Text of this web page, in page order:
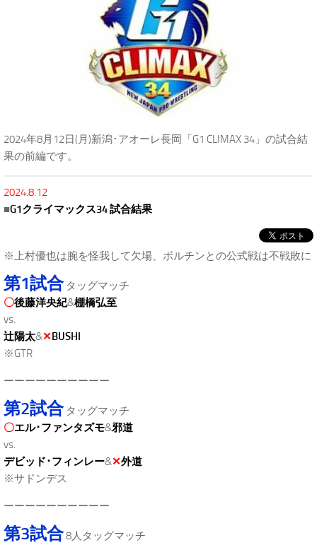
2024年8月12日(月)新潟･アオーレ長岡「G1 CLIMAX 34」の試合結
果の前編です。
2024.8.12
■G1クライマックス34 試合結果
※上村優也は腕を怪我して欠場、ボルチンとの公式戦は不戦敗に
第1試合タッグマッチ
〇後藤洋央紀&棚橋弘至
vs.
辻陽太&✕BUSHI
※GTR
ーーーーーーーーーー
第2試合タッグマッチ
〇エル･ファンタズモ&邪道
vs.
デビッド･フィンレー&✕外道
※サドンデス
ーーーーーーーーーー
第3試合8人タッグマッチ